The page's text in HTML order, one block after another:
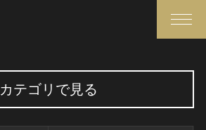
カテゴリで見る